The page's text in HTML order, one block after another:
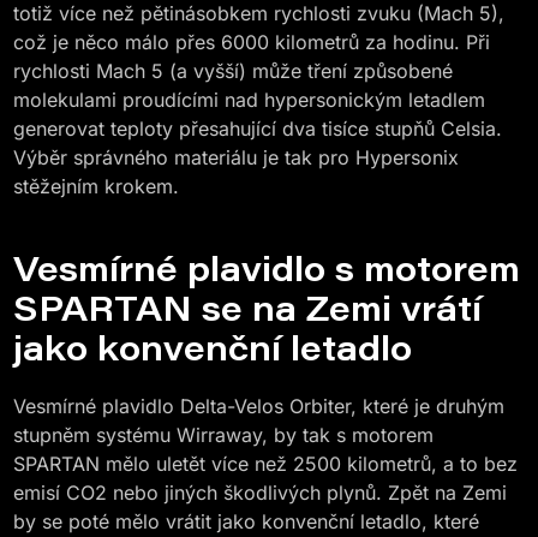
totiž více než pětinásobkem rychlosti zvuku (Mach 5),
což je něco málo přes 6000 kilometrů za hodinu. Při
rychlosti Mach 5 (a vyšší) může tření způsobené
molekulami proudícími nad hypersonickým letadlem
generovat teploty přesahující dva tisíce stupňů Celsia.
Výběr správného materiálu je tak pro Hypersonix
stěžejním krokem.
Vesmírné plavidlo s motorem
SPARTAN se na Zemi vrátí
jako konvenční letadlo
Vesmírné plavidlo Delta-Velos Orbiter, které je druhým
stupněm systému Wirraway, by tak s motorem
SPARTAN mělo uletět více než 2500 kilometrů, a to bez
emisí CO2 nebo jiných škodlivých plynů. Zpět na Zemi
by se poté mělo vrátit jako konvenční letadlo, které